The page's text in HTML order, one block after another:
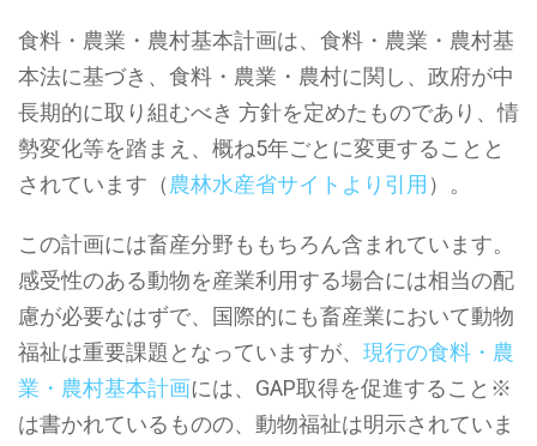
食料・農業・農村基本計画は、食料・農業・農村基
本法に基づき、食料・農業・農村に関し、政府が中
長期的に取り組むべき 方針を定めたものであり、情
勢変化等を踏まえ、概ね5年ごとに変更することと
されています（ 農林水産省サイトより引用 ）。
この計画には畜産分野ももちろん含まれています。
感受性のある動物を産業利用する場合には相当の配
慮が必要なはずで、国際的にも畜産業において動物
福祉は重要課題となっていますが、 現行の食料・農
業・農村基本計画には、GAP取得を促進すること※
は書かれているものの、動物福祉は明示されていま